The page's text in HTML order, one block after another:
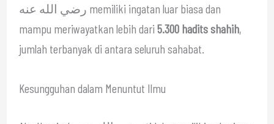
رضي الله عنه memiliki ingatan luar biasa dan
mampu meriwayatkan lebih dari 5.300 hadits shahih,
jumlah terbanyak di antara seluruh sahabat.
Kesungguhan dalam Menuntut Ilmu